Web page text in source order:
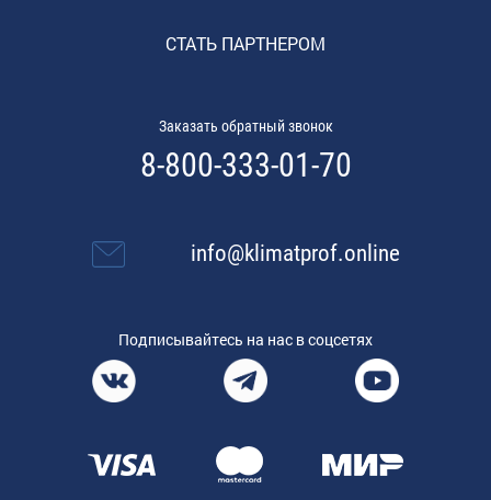
СТАТЬ ПАРТНЕРОМ
Заказать обратный звонок
8-800-333-01-70
info@klimatprof.online
Подписывайтесь на нас в соцсетях